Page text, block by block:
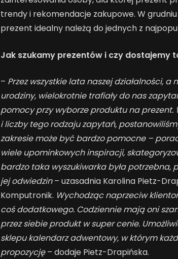
trendy i rekomendacje zakupowe. W
prezent idealny należą do jednych z
Jak szukamy prezentów i czy dostajemy
– Przez wszystkie lata naszej działalności,
urodziny, wielokrotnie trafiały do nas
pomocy przy wyborze produktu na
i liczby tego rodzaju zapytań,
zakresie może być bardzo pomocne –
wiele upominkowych inspiracji,
bardzo taka wyszukiwarka była
jej odwiedzin– uzasadnia Karolina Pietz-
Komputronik. Wychodząc naprzeciw
coś dodatkowego. Codziennie mają oni
przez siebie produkt w super cenie.
sklepu kalendarz adwentowy, w którym
propozycję– dodaje Pietz-Drapińska.